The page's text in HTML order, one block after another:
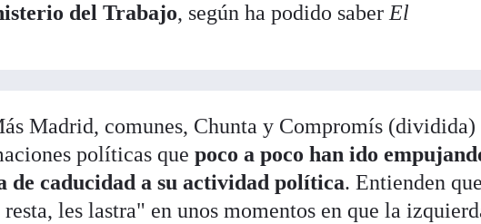
del Trabajo, según ha podido saber El
Madrid, comunes, Chunta y Compromís (dividida)
políticas quepoco a poco han ido
de caducidad a su actividad política. Entienden
les lastra" en unos momentos en que la